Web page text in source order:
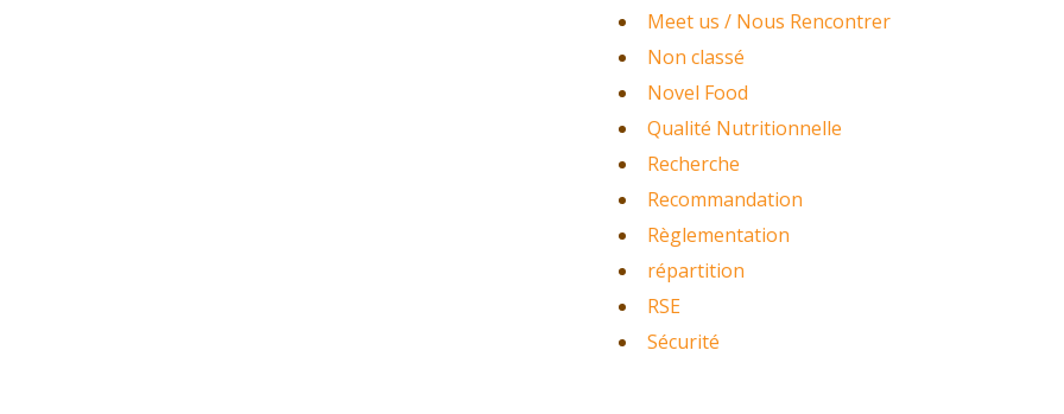
Meet us / Nous Rencontrer
Non classé
Novel Food
Qualité Nutritionnelle
Recherche
Recommandation
Règlementation
répartition
RSE
Sécurité